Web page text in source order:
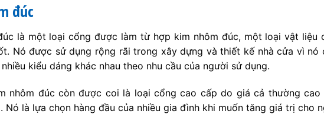
đúc
là một loại cổng được làm từ hợp kim nhôm đúc, một loại vật
Nó được sử dụng rộng rãi trong xây dựng và thiết kế nhà cửa vì nó
kiểu dáng khác nhau theo nhu cầu của người sử dụng.
nhôm đúc còn được coi là loại cổng cao cấp do giá cả thường
Nó là lựa chọn hàng đầu của nhiều gia đình khi muốn tăng giá trị cho